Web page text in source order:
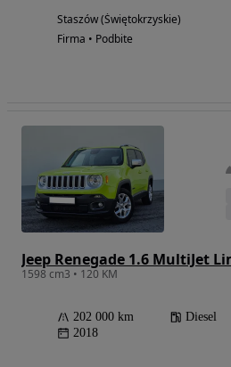
Staszów (Świętokrzyskie)
Firma • Podbite
Jeep Renegade 1.6 MultiJet
1598 cm3 • 120 KM
202 000 km Diesel
2018